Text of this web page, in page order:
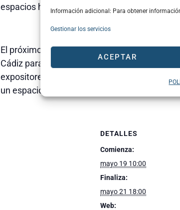
Información adicional: Para obtener
Gestionar los servicios
ACEPTAR
espacios habilitados para la organización de
El próximo día 21 a las 13:00 horas, en el
Cádiz para celebrar un Encuentro de Socios
expositores como visitantes, tengamos la
un espacio común representativo de la
DETALLES
Comienza:
mayo 19 10:00
Finaliza:
mayo 21 18:00
Web: